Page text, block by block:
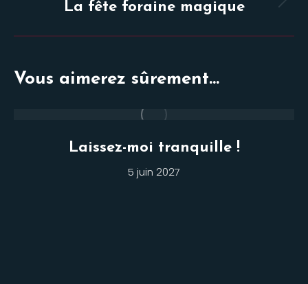
Projets
La fête foraine magique
Vous aimerez sûrement...
Laissez-moi tranquille !
5 juin 2027